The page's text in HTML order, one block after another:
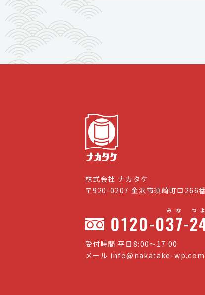
株式会社 ナカタケ
〒920-0207 金沢市須崎町ロ266
受付時間 平日8:00〜17:00
メール info@nakatake-wp.com